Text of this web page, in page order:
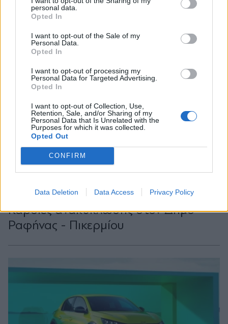
personal data.
Opted In
I want to opt-out of the Sale of my
Personal Data.
Opted In
I want to opt-out of processing my
Personal Data for Targeted Advertising.
Opted In
I want to opt-out of Collection, Use,
Retention, Sale, and/or Sharing of my
Personal Data that Is Unrelated with the
Purposes for which it was collected.
Opted Out
CONFIRM
Data Deletion Data Access Privacy Policy
επίπεδο
PARAPOLITIKA NEWSROOM
Καρδιές ανακύκλωσης στον Δήμο
Ραφήνας - Πικερμίου
Αποδέχομαι τους
και την πολιτική απορρήτου
X